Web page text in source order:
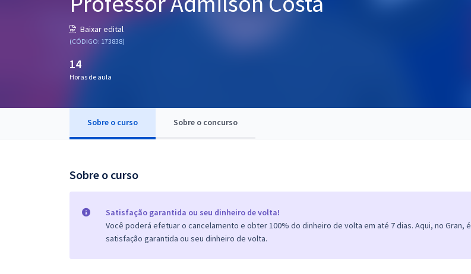
Baixar edital
(CÓDIGO: 173838)
14
Horas de aula
Sobre o curso Sobre o concurso
Sobre o curso
Satisfação garantida ou seu dinheiro de volta!
Você poderá efetuar o cancelamento e obter 100% do dinheiro de volta em até 7 dias. Aqui, no Gran, é
satisfação garantida ou seu dinheiro de volta.